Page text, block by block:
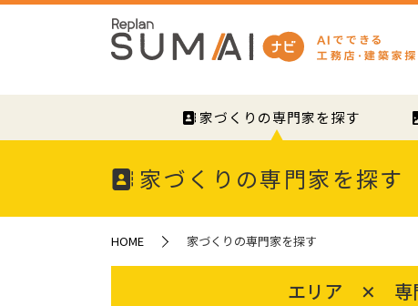
家づくりの専門家を探す
家づくりの専門家を探す
HOME 家づくりの専門家を探す
エリア ✕ 専門